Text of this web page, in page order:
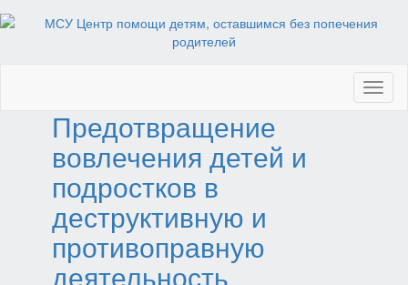
Предотвращение
вовлечения детей и
подростков в
деструктивную и
противоправную
деятельность